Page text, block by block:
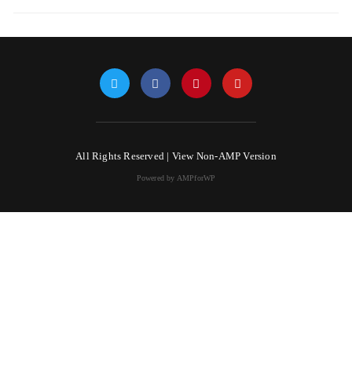
All Rights Reserved | View Non-AMP Version
Powered by AMPforWP